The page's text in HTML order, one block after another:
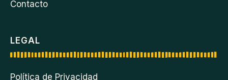
Contacto
LEGAL
Política de Privacidad